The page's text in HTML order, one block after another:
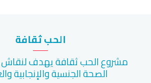
الحب ثقافة
مشروع الحب ثقافة يهدف لنقاش
الصحة الجنسية والإنجابية